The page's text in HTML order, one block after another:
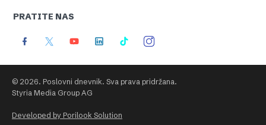
PRATITE NAS
© 2026. Poslovni dnevnik. Sva prava pridržana.
Styria Media Group AG
Developed by Porilook Solution